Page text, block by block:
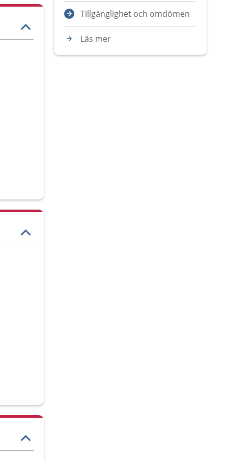
Tillgänglighet och omdömen
Läs mer